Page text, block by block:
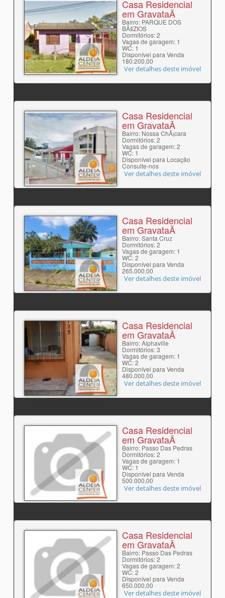
Casa Residencial
em GravataÃ­
Bairro: PARQUE DOS
BÃšZIOS
Dormitórios: 2
Vagas de garagem: 1
WC: 1
Disponível para Venda
180.200,00
Ver detalhes deste imóvel
Casa Residencial
em GravataÃ­
Bairro: Nossa ChÃ¡cara
Dormitórios: 2
Vagas de garagem: 2
WC: 1
Disponível para Locação
Consulte-nos
Ver detalhes deste imóvel
Casa Residencial
em GravataÃ­
Bairro: Santa Cruz
Dormitórios: 2
Vagas de garagem: 1
WC: 2
Disponível para Venda
265.000,00
Ver detalhes deste imóvel
Casa Residencial
em GravataÃ­
Bairro: Alphaville
Dormitórios: 3
Vagas de garagem: 1
WC: 2
Disponível para Venda
480.000,00
Ver detalhes deste imóvel
Casa Residencial
em GravataÃ­
Bairro: Passo Das Pedras
Dormitórios: 2
Vagas de garagem: 1
WC: 1
Disponível para Venda
500.000,00
Ver detalhes deste imóvel
Casa Residencial
em GravataÃ­
Bairro: Passo Das Pedras
Dormitórios: 2
Vagas de garagem: 2
WC: 2
Disponível para Venda
650.000,00
Ver detalhes deste imóvel